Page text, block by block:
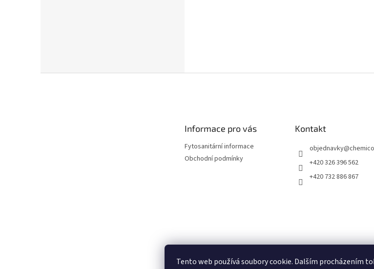
Tento web používá soubory cookie. Dalším procházením
Informace pro vás
Fytosanitární informace
Obchodní podmínky
Kontakt
objednavky@
+420 326 396 562
+420 732 886 867